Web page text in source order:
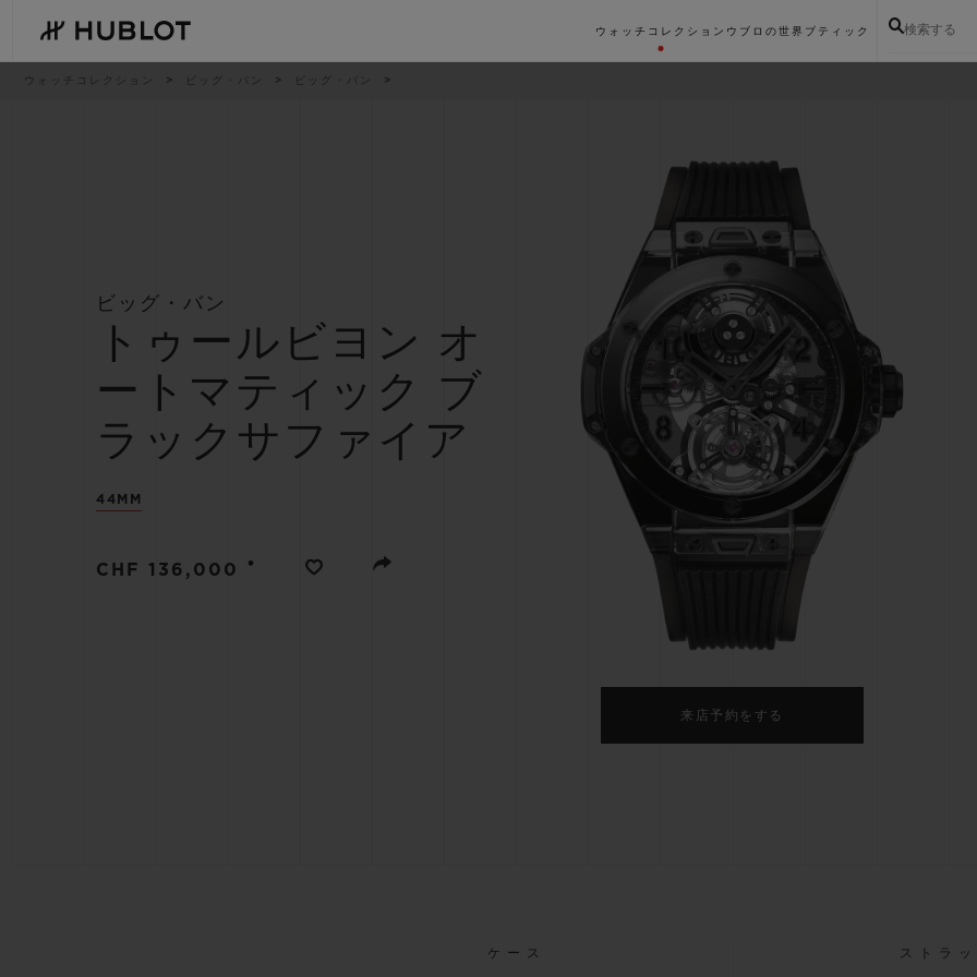
main
content
ウォッチコレクション ウブロの世界 ブティック 検索する
パ
ウォッチコレクション ビッグ・バン ビッグ・バン
ビッグ・バン
トゥールビヨン オ
ートマティック ブ
ラックサファイア
44MM
CHF 136,000 •
来店予約をする
ケース ストラッ
スピリット オブ ビッグ・バン
エッセンシャル トープ
オンライン限定
配送日数 送料＆返品無料